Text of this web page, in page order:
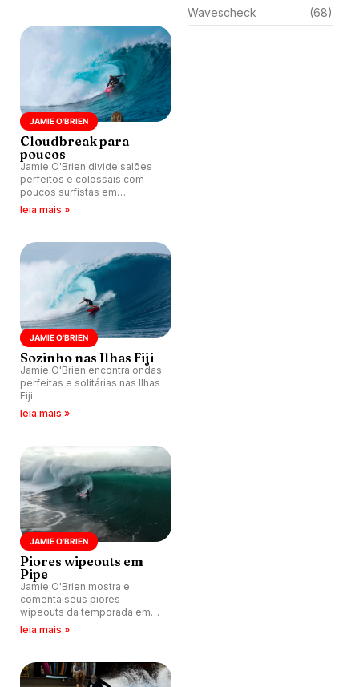
JAMIE O'BRIEN
Cloudbreak para
poucos
Jamie O'Brien divide salões
perfeitos e colossais com
poucos surfistas em
Cloudbreak, Ilhas Fiji.
leia mais »
JAMIE O'BRIEN
Sozinho nas Ilhas Fiji
Jamie O'Brien encontra ondas
perfeitas e solitárias nas Ilhas
Fiji.
leia mais »
JAMIE O'BRIEN
Piores wipeouts em
Pipe
Jamie O'Brien mostra e
comenta seus piores
wipeouts da temporada em
Pipeline, Havaí.
leia mais »
Wavescheck (68)